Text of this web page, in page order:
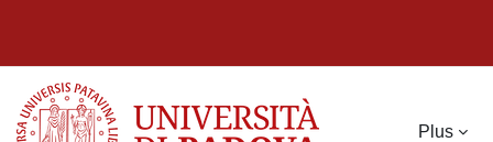
Plus